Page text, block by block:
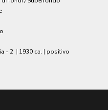
- 2 | 1930 ca. | positivo